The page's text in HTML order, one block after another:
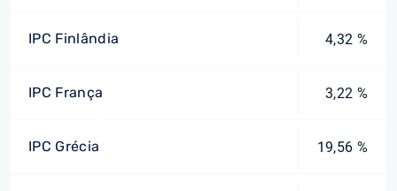
IPC Finlândia 4,32 %
IPC França 3,22 %
IPC Grécia 19,56 %